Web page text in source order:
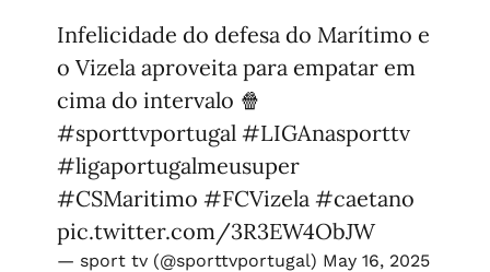
Infelicidade do defesa do Marítimo e
o Vizela aproveita para empatar em
cima do intervalo 🍿
#sporttvportugal #LIGAnasporttv
#ligaportugalmeusuper
#CSMaritimo #FCVizela #caetano
pic.twitter.com/3R3EW4ObJW
— sport tv (@sporttvportugal) May 16, 2025